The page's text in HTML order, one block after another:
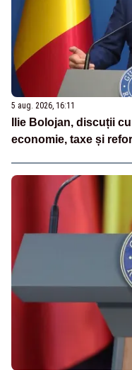
5 aug. 2026, 16:11
Ilie Bolojan, discuții
economie, taxe și